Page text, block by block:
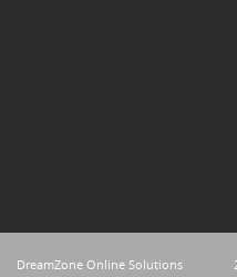
DreamZone Online Solutions